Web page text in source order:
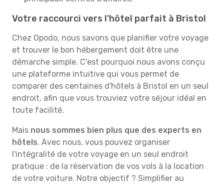
Votre raccourci vers l'hôtel parfait à Bristol
Chez Opodo, nous savons que planifier votre voyage
et trouver le bon hébergement doit être une
démarche simple. C'est pourquoi nous avons conçu
une plateforme intuitive qui vous permet de
comparer des centaines d'hôtels à Bristol en un seul
endroit, afin que vous trouviez votre séjour idéal en
toute facilité.
Mais nous sommes bien plus que des experts en
hôtels. Avec nous, vous pouvez organiser
l'intégralité de votre voyage en un seul endroit
pratique : de la réservation de vos vols à la location
de votre voiture. Notre objectif ? Simplifier au